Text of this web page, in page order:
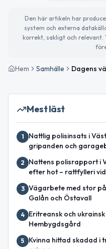
Den här artikeln har
system och externa
korrekt, sakligt och
Hem Samhälle
Mest läst
1
Nattlig polisinsats i
gripanden och
2
Nattens polisrapport i
efter hot – rattfylleri vid
3 Vägarbete med stor
Galån och Östavall
4
Eritreansk och
Hembygdsgård
5
Kvinna hittad skadad i